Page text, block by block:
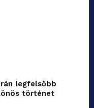
legfelsőbb
történet